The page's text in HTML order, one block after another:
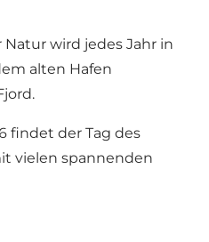
Natur wird jedes Jahr in
alten Hafen
findet der Tag des
vielen spannenden